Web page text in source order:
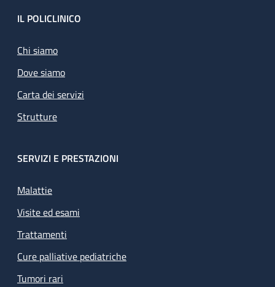
Footer
IL POLICLINICO
Chi siamo
Dove siamo
Carta dei servizi
Strutture
SERVIZI E PRESTAZIONI
Malattie
Visite ed esami
Trattamenti
Cure palliative pediatriche
Tumori rari